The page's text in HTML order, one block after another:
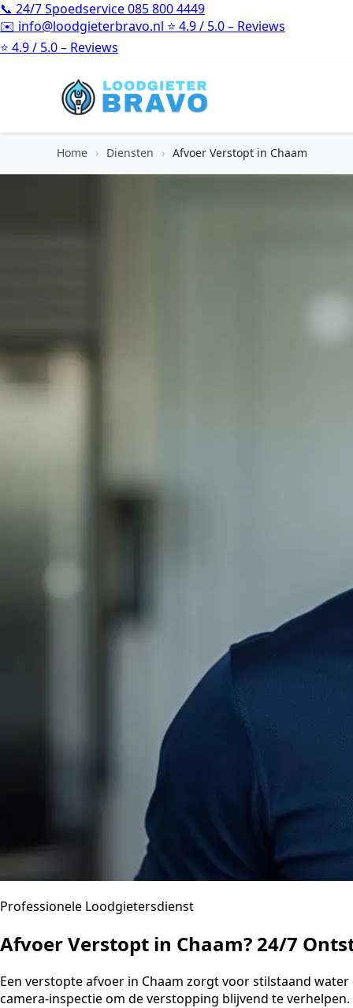
📞 24/7 Spoedservice085 800 4449
✉️ info@loodgieterbravo.nl ⭐ 4.9 / 5.0 – Reviews
⭐ 4.9 / 5.0 – Reviews
Home › Diensten › Afvoer Verstopt in Chaam
Professionele Loodgietersdienst
Afvoer Verstopt in Chaam? 24/7
Een verstopte afvoer in Chaam zorgt voor stilstaand
camera-inspectie om de verstopping blijvend te